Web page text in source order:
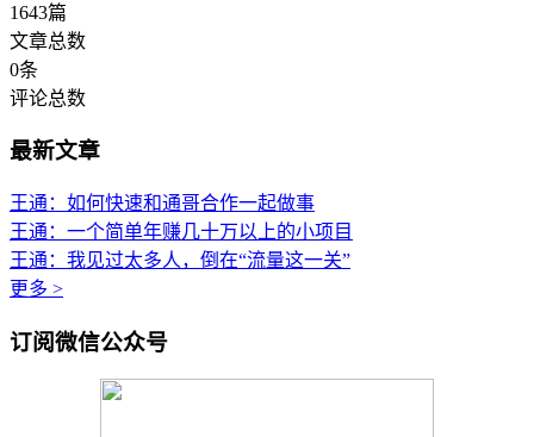
1643篇
文章总数
0条
评论总数
最新文章
王通：如何快速和通哥合作一起做事
王通：一个简单年赚几十万以上的小项目
王通：我见过太多人，倒在“流量这一关”
更多 >
订阅微信公众号